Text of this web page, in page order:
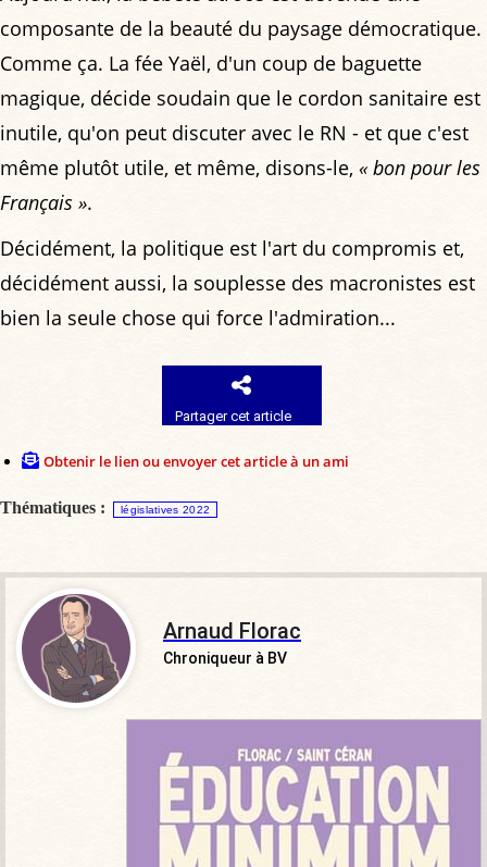
composante de la beauté du paysage démocratique.
Comme ça. La fée Yaël, d'un coup de baguette
magique, décide soudain que le cordon sanitaire est
inutile, qu'on peut discuter avec le RN - et que c'est
même plutôt utile, et même, disons-le, « bon pour les
Français ».
Décidément, la politique est l'art du compromis et,
décidément aussi, la souplesse des macronistes est
bien la seule chose qui force l'admiration...
Partager cet article
Obtenir le lien ou envoyer cet article à un ami
Thématiques : législatives 2022
Arnaud Florac
Chroniqueur à BV